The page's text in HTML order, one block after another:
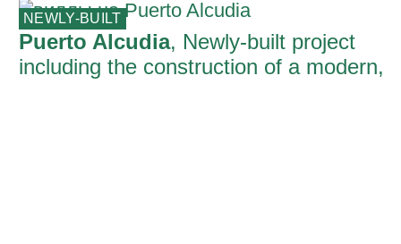
NEWLY-BUILT
Puerto Alcudia, Newly-built project
including the construction of a modern,